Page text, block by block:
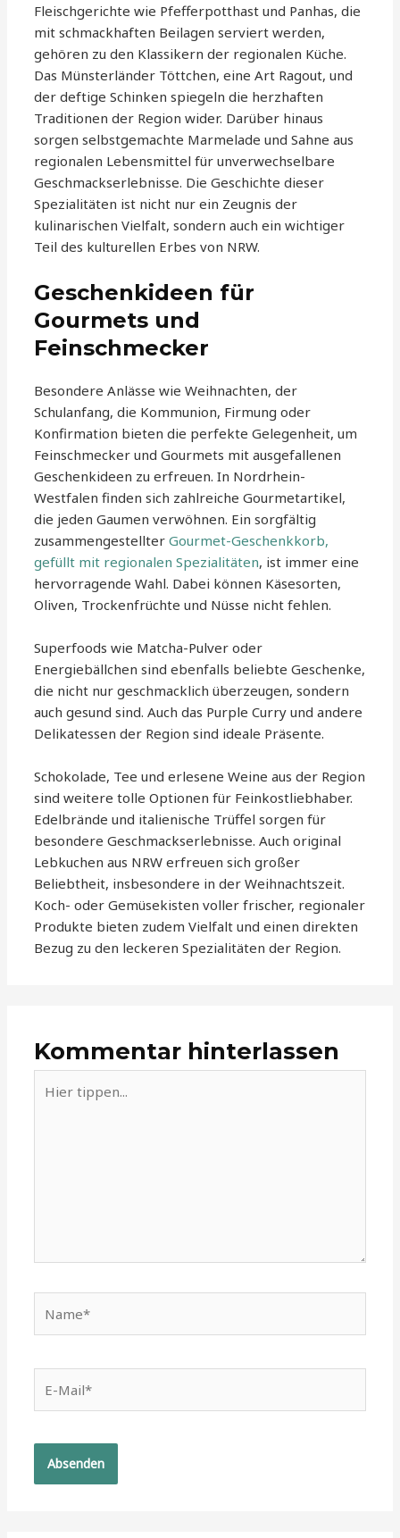
Fleischgerichte wie Pfefferpotthast und Panhas, die
mit schmackhaften Beilagen serviert werden,
gehören zu den Klassikern der regionalen Küche.
Das Münsterländer Töttchen, eine Art Ragout, und
der deftige Schinken spiegeln die herzhaften
Traditionen der Region wider. Darüber hinaus
sorgen selbstgemachte Marmelade und Sahne aus
regionalen Lebensmittel für unverwechselbare
Geschmackserlebnisse. Die Geschichte dieser
Spezialitäten ist nicht nur ein Zeugnis der
kulinarischen Vielfalt, sondern auch ein wichtiger
Teil des kulturellen Erbes von NRW.
Geschenkideen für
Gourmets und
Feinschmecker
Besondere Anlässe wie Weihnachten, der
Schulanfang, die Kommunion, Firmung oder
Konfirmation bieten die perfekte Gelegenheit, um
Feinschmecker und Gourmets mit ausgefallenen
Geschenkideen zu erfreuen. In Nordrhein-
Westfalen finden sich zahlreiche Gourmetartikel,
die jeden Gaumen verwöhnen. Ein sorgfältig
zusammengestellterGourmet-Geschenkkorb,
gefüllt mit regionalen Spezialitäten, ist immer eine
hervorragende Wahl. Dabei können Käsesorten,
Oliven, Trockenfrüchte und Nüsse nicht fehlen.
Superfoods wie Matcha-Pulver oder
Energiebällchen sind ebenfalls beliebte Geschenke,
die nicht nur geschmacklich überzeugen, sondern
auch gesund sind. Auch das Purple Curry und andere
Delikatessen der Region sind ideale Präsente.
Schokolade, Tee und erlesene Weine aus der Region
sind weitere tolle Optionen für Feinkostliebhaber.
Edelbrände und italienische Trüffel sorgen für
besondere Geschmackserlebnisse. Auch original
Lebkuchen aus NRW erfreuen sich großer
Beliebtheit, insbesondere in der Weihnachtszeit.
Koch- oder Gemüsekisten voller frischer, regionaler
Produkte bieten zudem Vielfalt und einen direkten
Bezug zu den leckeren Spezialitäten der Region.
Kommentar hinterlassen
tippen...
Mail*